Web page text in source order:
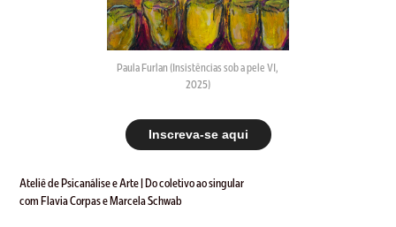
Paula Furlan (Insistências sob a pele VI,
2025)
Inscreva-se aqui
Ateliê de Psicanálise e Arte | Do coletivo ao singular
com Flavia Corpas e Marcela Schwab